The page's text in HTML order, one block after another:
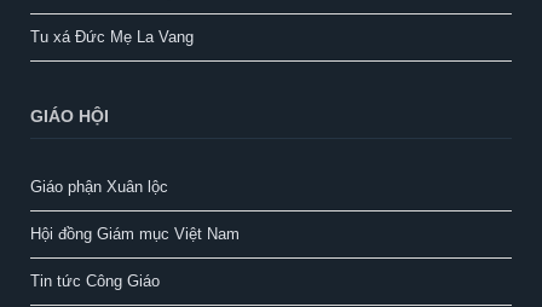
Tu xá Đức Mẹ La Vang
GIÁO HỘI
Giáo phận Xuân lộc
Hội đồng Giám mục Việt Nam
Tin tức Công Giáo